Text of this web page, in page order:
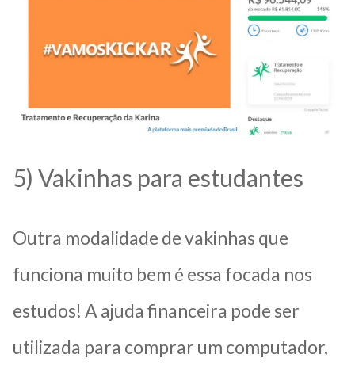
5) Vakinhas para estudantes
Outra modalidade de vakinhas que
funciona muito bem é essa focada nos
estudos! A ajuda financeira pode ser
utilizada para comprar um computador,